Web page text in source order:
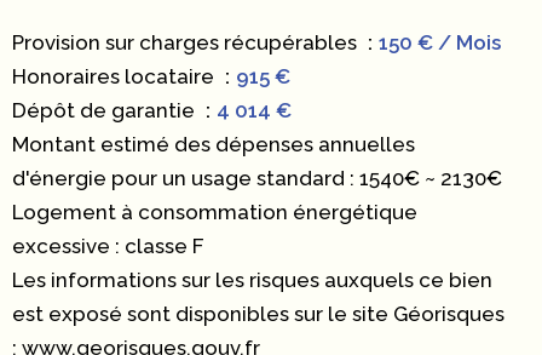
Provision sur charges récupérables
150 € / Mois
Honoraires locataire
915 €
Dépôt de garantie
4 014 €
Montant estimé des dépenses annuelles
d'énergie pour un usage standard : 1540€ ~ 2130€
Logement à consommation énergétique
excessive : classe F
Les informations sur les risques auxquels ce bien
est exposé sont disponibles sur le site Géorisques
: www.georisques.gouv.fr